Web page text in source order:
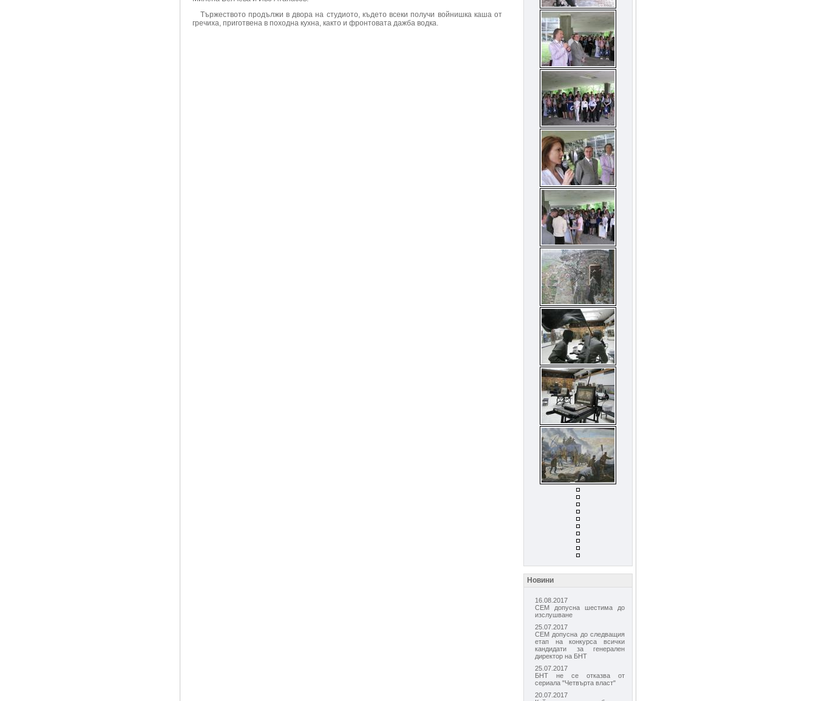
Тържеството продължи в двора на студиото, където всеки получи войнишка каша от
гречиха, приготвена в походна кухна, както и фронтовата дажба водка.
Новини
16.08.2017
СЕМ допусна шестима до
изслушване
25.07.2017
СЕМ допусна до следващия
етап на конкурса всички
кандидати за генерален
директор на БНТ
25.07.2017
БНТ не се отказва от
сериала "Четвърта власт"
20.07.2017